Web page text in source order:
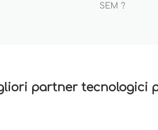
SEM ?
partner tecnologici